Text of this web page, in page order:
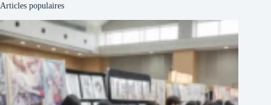
Articles populaires